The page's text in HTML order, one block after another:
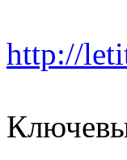
http://